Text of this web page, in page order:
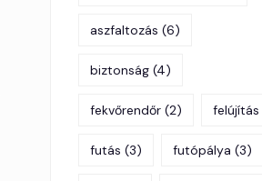
aszfaltozás (6)
biztonság (4)
fekvőrendőr (2) felújítás
futás (3) futópálya (3)